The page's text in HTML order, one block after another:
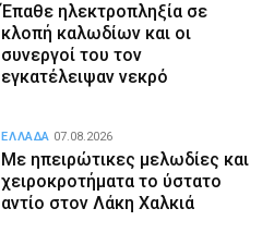
Έπαθε ηλεκτροπληξία σε
κλοπή καλωδίων και οι
συνεργοί του τον
εγκατέλειψαν νεκρό
Με ηπειρώτικες μελωδίες και
χειροκροτήματα το ύστατο
αντίο στον Λάκη Χαλκιά
ΕΛΛΑΔΑ 07.08.2026